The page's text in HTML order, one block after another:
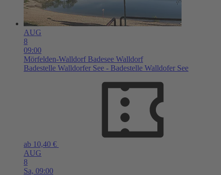
AUG
8
09:00
Mörfelden-Walldorf Badesee Walldorf
Badestelle Walldorfer See - Badestelle Walldofer See
ab 10,40 €
AUG
8
Sa, 09:00